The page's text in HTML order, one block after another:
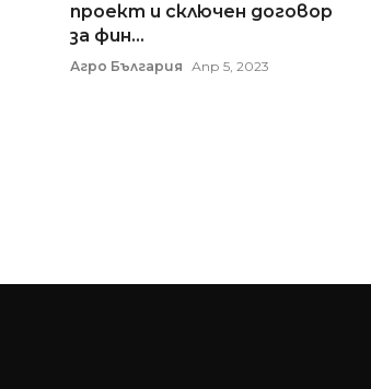
проект и сключен договор
за фин...
Агро България Апр 5, 2023